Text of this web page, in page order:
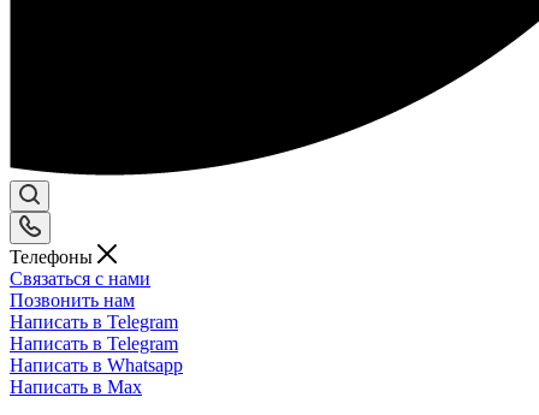
Телефоны
Связаться с нами
Позвонить нам
Написать в Telegram
Написать в Telegram
Написать в Whatsapp
Написать в Max